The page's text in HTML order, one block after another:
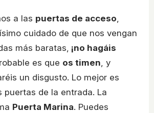
a las puertas de acceso,
cuidado de que nos vengan
más baratas, ¡no hagáis
es que os timen, y
un disgusto. Lo mejor es
puertas de la entrada. La
Puerta Marina. Puedes